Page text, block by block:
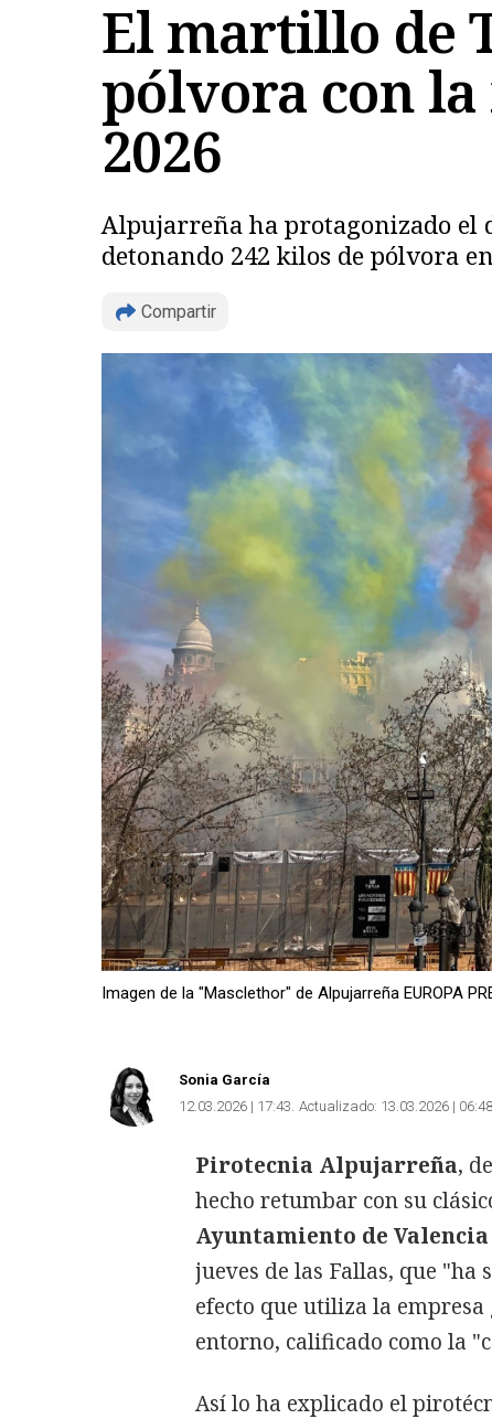
El martillo de
pólvora con la
2026
Alpujarreña ha protagonizado el
detonando 242 kilos de pólvora
Compartir
Imagen de la "Masclethor" de Alpujarreña EUROPA
Sonia García
12.03.2026 | 17:43 Actualizado: 13.03.2026 | 06:48
Pirotecnia Alpujarreña,
hecho retumbar con su
Ayuntamiento de Valencia
jueves de las Fallas, que
efecto que utiliza la
entorno, calificado como la
Así lo ha explicado el